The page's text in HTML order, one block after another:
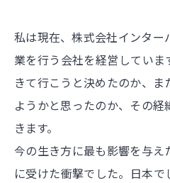
私は現在、株式会社インタ
業を行う会社を経営してい
きて行こうと決めたのか、
ようかと思ったのか、その
きます。
今の生き方に最も影響を与
に受けた衝撃でした。日本で